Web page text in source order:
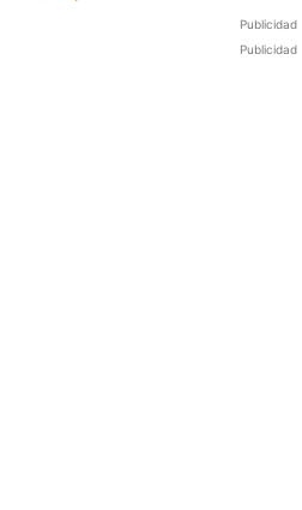
Publicidad
Publicidad